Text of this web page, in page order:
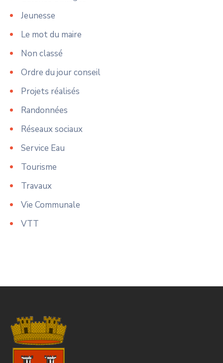
Jeunesse
Le mot du maire
Non classé
Ordre du jour conseil
Projets réalisés
Randonnées
Réseaux sociaux
Service Eau
Tourisme
Travaux
Vie Communale
VTT